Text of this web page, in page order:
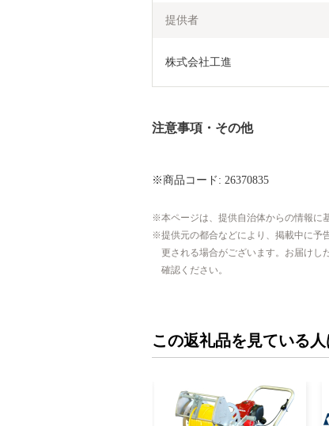
提供者
株式会社工進
注意事項・その他
※商品コード: 26370835
本ページは、提供自治体からの情報に
提供元の都合などにより、掲載中に予
更される場合がございます。お届けし
確認ください。
この返礼品を見ている